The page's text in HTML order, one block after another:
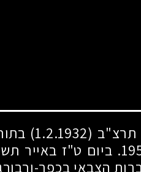
תרצ"ב (1.2.1932)
. ביום ט"ז באייר
הצבאי בכפר-